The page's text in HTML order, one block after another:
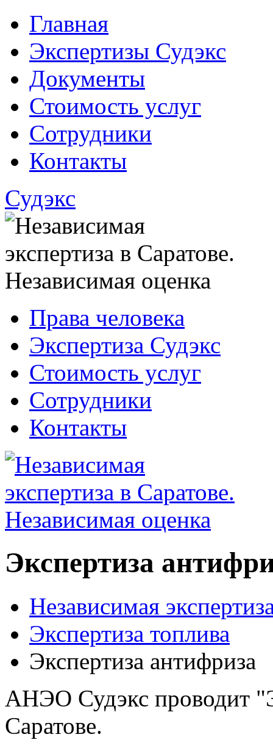
Главная
Экспертизы Судэкс
Документы
Стоимость услуг
Сотрудники
Контакты
Судэкс
Права человека
Экспертиза Судэкс
Стоимость услуг
Сотрудники
Контакты
Экспертиза
Независимая
Экспертиза топлива
Экспертиза антифриза
АНЭО Судэкс проводит
Саратове.